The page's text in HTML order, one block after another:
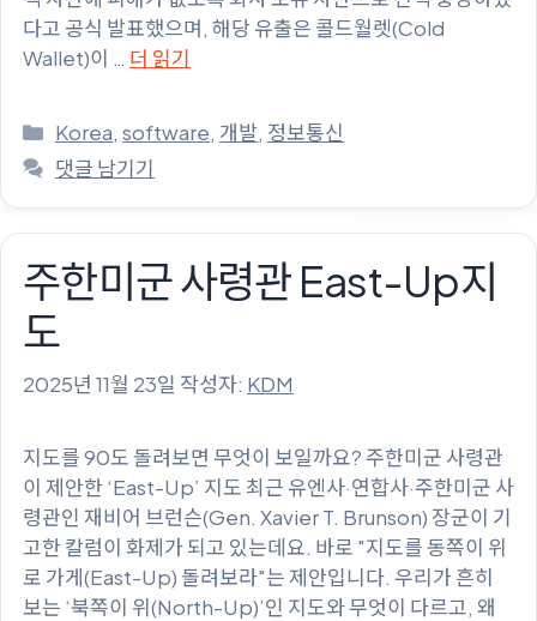
다고 공식 발표했으며, 해당 유출은 콜드월렛(Cold
Wallet)이 … 더 읽기
카
테
고
리
Korea,software, 개발, 정보통신
댓글 남기기
주한미군 사령관 East-Up지
도
2025년 11월 23일 작성자: KDM
지도를 90도 돌려보면 무엇이 보일까요? 주한미군 사령관
이 제안한 ‘East-Up’ 지도 최근 유엔사·연합사·주한미군 사
령관인 재비어 브런슨(Gen. Xavier T. Brunson) 장군이 기
고한 칼럼이 화제가 되고 있는데요. 바로 "지도를 동쪽이 위
로 가게(East-Up) 돌려보라"는 제안입니다. 우리가 흔히
보는 ‘북쪽이 위(North-Up)’인 지도와 무엇이 다르고, 왜